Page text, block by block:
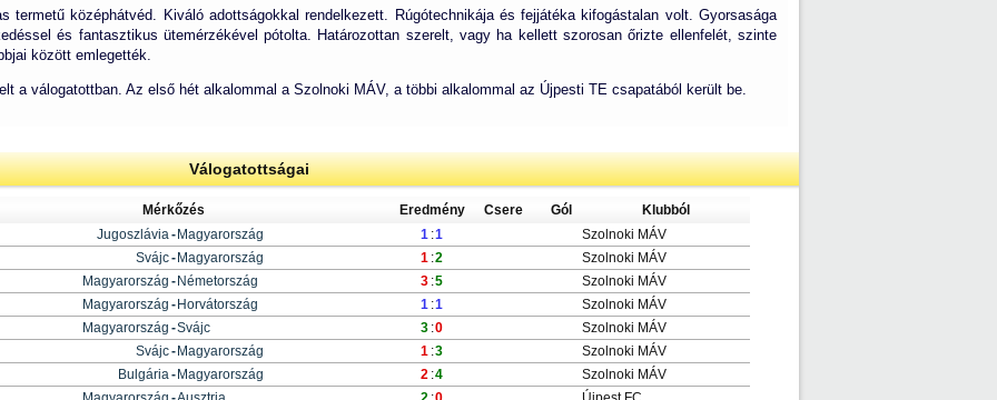
termetű középhátvéd. Kiváló adottságokkal rendelkezett. Rúgótechnikája és fejjátéka kifogástalan volt. Gyorsasága
és fantasztikus ütemérzékével pótolta. Határozottan szerelt, vagy ha kellett szorosan őrizte ellenfelét, szinte
között emlegették.
a válogatottban. Az első hét alkalommal a Szolnoki MÁV, a többi alkalommal az Újpesti TE csapatából került be.
Válogatottságai
Mérkőzés Eredmény Csere Gól
Klubból
Jugoszlávia -Magyarország 1 :1
Szolnoki MÁV
Svájc-Magyarország 1 :2
Szolnoki MÁV
Magyarország -Németország 3 :5
Szolnoki MÁV
Magyarország -Horvátország 1 :1
Szolnoki MÁV
Magyarország -Svájc 3 :0
Szolnoki MÁV
Svájc-Magyarország 1 :3
Szolnoki MÁV
Bulgária -Magyarország 2 :4
Szolnoki MÁV